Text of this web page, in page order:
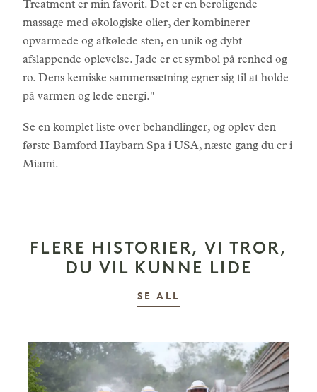
Treatment er min favorit. Det er en beroligende
massage med økologiske olier, der kombinerer
opvarmede og afkølede sten, en unik og dybt
afslappende oplevelse. Jade er et symbol på renhed og
ro. Dens kemiske sammensætning egner sig til at holde
på varmen og lede energi."
Se en komplet liste over behandlinger, og oplev den
første Bamford Haybarn Spa i USA, næste gang du er i
Miami.
FLERE HISTORIER, VI TROR,
DU VIL KUNNE LIDE
SE ALL